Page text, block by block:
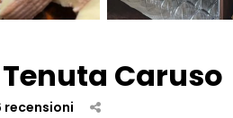
Caruso
recensioni